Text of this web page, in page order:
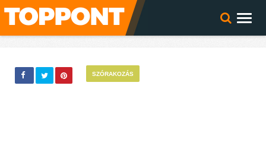
SZÓRAKOZÁS